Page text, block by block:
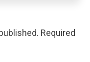
Required